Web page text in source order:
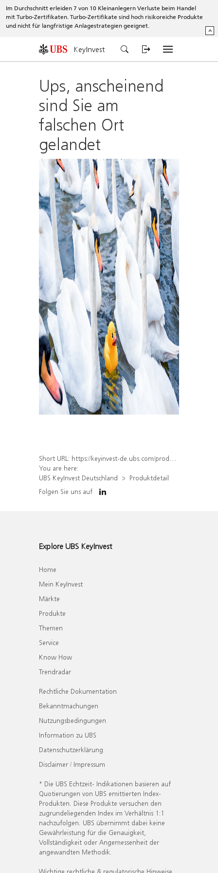
Im Durchschnitt erleiden 7 von 10 Kleinanlegern Verluste beim Handel
mit Turbo-Zertifikaten. Turbo-Zertifikate sind hoch risikoreiche Produkte
und nicht für langfristige Anlagestrategien geeignet.
^
KeyInvest
Ups, anscheinend
sind Sie am
falschen Ort
gelandet
Short URL: https://keyinvest-de.ubs.com/produkt/detail/index/isin/DE000WA7AKL2
You are here:
UBS KeyInvest Deutschland
Produktdetail
Folgen Sie uns auf
Explore UBS KeyInvest
Home
Mein KeyInvest
Märkte
Produkte
Themen
Service
Know How
Trendradar
Rechtliche Dokumentation
Bekanntmachungen
Nutzungsbedingungen
Information zu UBS
Datenschutzerklärung
Disclaimer / Impressum
* Die UBS Echtzeit- Indikationen basieren auf
Quotierungen von UBS emittierten Index-
Produkten. Diese Produkte versuchen den
zugrundeliegenden Index im Verhältnis 1:1
nachzufolgen. UBS übernimmt dabei keine
Gewährleistung für die Genauigkeit,
Vollständigkeit oder Angemessenheit der
angewandten Methodik.